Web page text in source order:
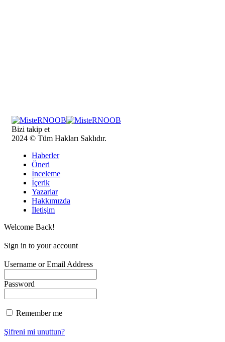
Bizi takip et
2024 © Tüm Hakları Saklıdır.
Haberler
Öneri
İnceleme
İçerik
Yazarlar
Hakkımızda
İletişim
Welcome Back!
Sign in to your account
Username or Email Address
Password
Remember me
Şifreni mi unuttun?